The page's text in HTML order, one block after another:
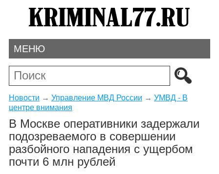
МЕНЮ
Новости → Управление МВД России → УМВД - В
центре внимания
В Москве оперативники задержали
подозреваемого в совершении
разбойного нападения с ущербом
почти 6 млн рублей